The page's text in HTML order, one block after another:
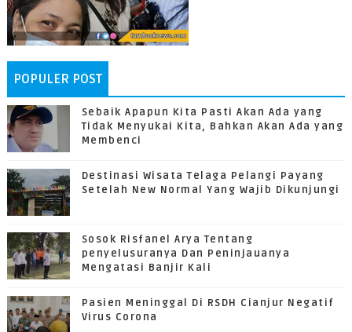
POPULER POST
Sebaik Apapun Kita Pasti Akan Ada yang
Tidak Menyukai Kita, Bahkan Akan Ada yang
Membenci
Destinasi Wisata Telaga Pelangi Payang
Setelah New Normal Yang Wajib Dikunjungi
Sosok Risfanel Arya Tentang
penyelusuranya Dan Peninjauanya
Mengatasi Banjir Kali
Pasien Meninggal Di RSDH Cianjur Negatif
Virus Corona